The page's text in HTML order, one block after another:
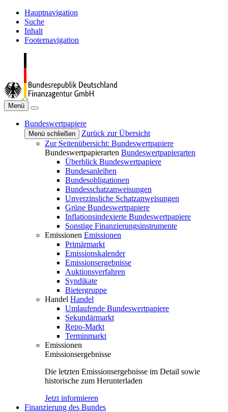
Hauptnavigation
Suche
Inhalt
Footernavigation
Menü
Bundeswertpapiere
Menü schließen
Zurück zur Übersicht
Zur Seitenübersicht: Bundeswertpapiere
Bundeswertpapierarten Bundeswertpapierarten
Überblick Bundeswertpapiere
Bundesanleihen
Bundesobligationen
Bundesschatzanweisungen
Unverzinsliche Schatzanweisungen
Grüne Bundeswertpapiere
Inflationsindexierte Bundeswertpapiere
Sonstige Finanzierungsinstrumente
Emissionen Emissionen
Primärmarkt
Emissionskalender
Emissionsergebnisse
Auktionsverfahren
Syndikate
Bietergruppe
Handel Handel
Umlaufende Bundeswertpapiere
Sekundärmarkt
Repo-Markt
Terminmarkt
Emissionen
Emissionsergebnisse
Die letzten Emissionsergebnisse im Detail sowie
historische zum Herunterladen
Jetzt informieren
Finanzierung des Bundes